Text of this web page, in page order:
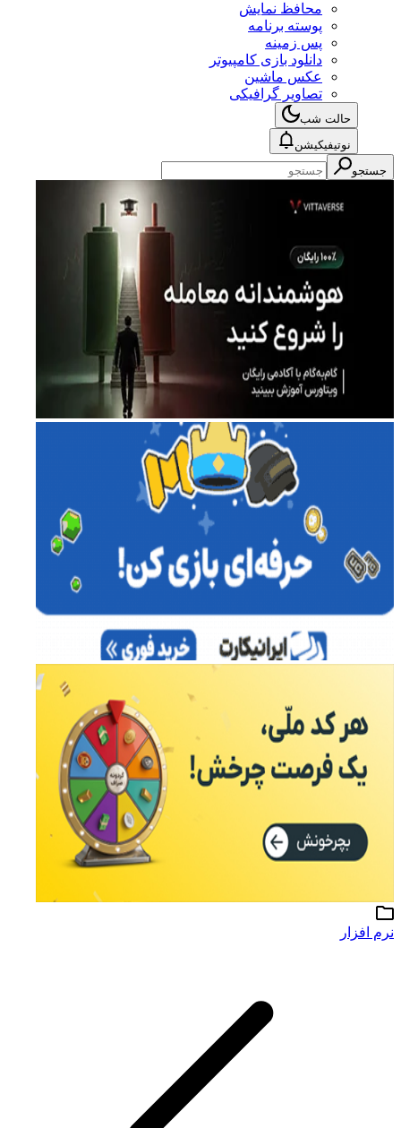
محافظ نمایش
پوسته برنامه
پس زمینه
دانلود بازی کامپیوتر
عکس ماشین
تصاویر گرافیکی
حالت شب
نوتیفیکیشن
جستجو
نرم افزار